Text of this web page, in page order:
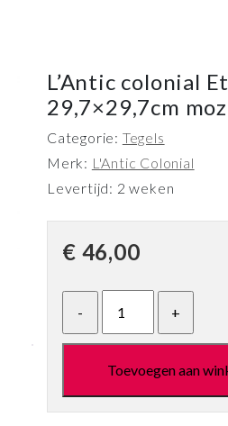
L’Antic colonial
29,7×29,7cm
Categorie: Tegels
Merk: L'Antic Colonial
Levertijd: 2 weken
€ 46,00
Toevoegen aan